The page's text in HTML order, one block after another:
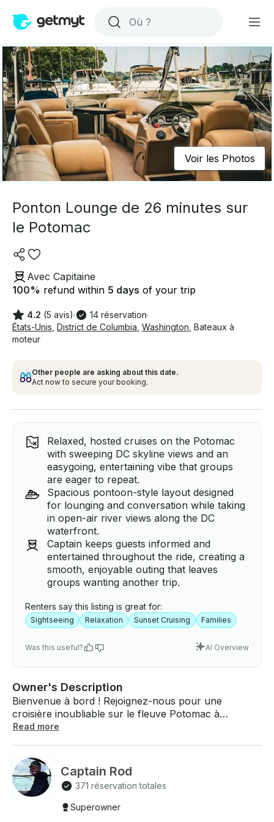
Voir les Photos
Ponton Lounge de 26 minutes sur
le Potomac
Avec Capitaine
100% refund within 5 days of your trip
4.2 (5 avis)· 14 réservation·
États-Unis District de Columbia Washington Bateaux à
moteur
Other people are asking about this date.
Act now to secure your booking.
Relaxed, hosted cruises on the Potomac
with sweeping DC skyline views and an
easygoing, entertaining vibe that groups
are eager to repeat.
Spacious pontoon-style layout designed
for lounging and conversation while taking
in open-air river views along the DC
waterfront.
Captain keeps guests informed and
entertained throughout the ride, creating a
smooth, enjoyable outing that leaves
groups wanting another trip.
Renters say this listing is great for:
Sightseeing Relaxation Sunset Cruising Families
Was this useful? AI Overview
Owner's Description
Bienvenue à bord ! Rejoignez-nous pour une
croisière inoubliable sur le fleuve Potomac à
Washington, DC, où le luxe côtoie des vues à couper
notamment le Lincoln Memorial, le Jefferson
Memorial et le Washington Monument.
Caractéristiques de notre ponton luxueux : - - Sièges
confortables : détendez-vous dans des sièges
Read more
Captain Rod
371 réservation totales
Superowner